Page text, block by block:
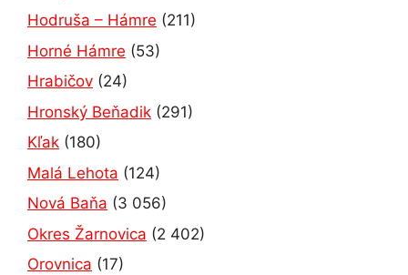
Hodruša – Hámre (211)
Horné Hámre (53)
Hrabičov (24)
Hronský Beňadik (291)
Kľak (180)
Malá Lehota (124)
Nová Baňa (3 056)
Okres Žarnovica (2 402)
Orovnica (17)